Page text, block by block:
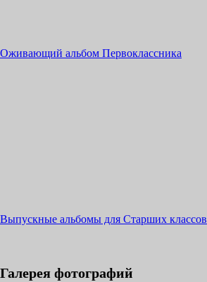
Оживающий альбом Первоклассника
Выпускные альбомы для Старших классов
Галерея фотографий